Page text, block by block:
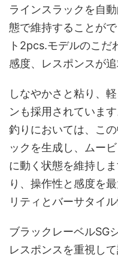
ラインスラックを自
態で維持することが
ト2pcs.モデルのこだ
感度、レスポンスが追
しなやかさと粘り、
ンも採用されていま
釣りにおいては、こ
ックを生成し、ムー
に動く状態を維持し
り、操作性と感度を
リティとバーサタイ
ブラックレーベルSG
レスポンスを重視し